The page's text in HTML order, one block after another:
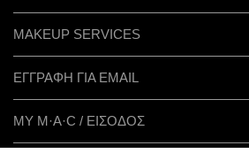
MAKEUP SERVICES
ΕΓΓΡΑΦΗ ΓΙΑ EMAIL
ΜΥ M·A·C / ΕΙΣΟΔΟΣ